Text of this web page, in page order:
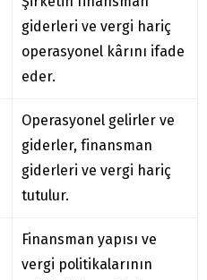
giderleri ve vergi hariç
operasyonel kârını ifade
eder.
Operasyonel gelirler ve
giderler, finansman
giderleri ve vergi hariç
tutulur.
Finansman yapısı ve
vergi politikalarının